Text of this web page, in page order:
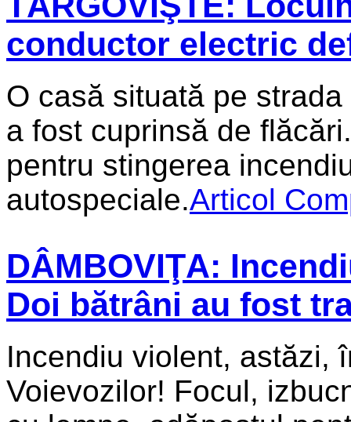
conductor electric
O casă situată pe
a fost cuprinsă de
pentru stingerea
autospeciale.Articol
DÂMBOVIŢA:
Doi bătrâni au fost
Incendiu violent, astăzi,
Voievozilor! Focul,